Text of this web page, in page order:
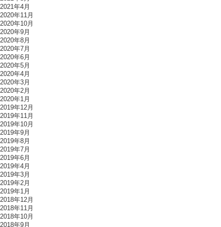
2021年4月
2020年11月
2020年10月
2020年9月
2020年8月
2020年7月
2020年6月
2020年5月
2020年4月
2020年3月
2020年2月
2020年1月
2019年12月
2019年11月
2019年10月
2019年9月
2019年8月
2019年7月
2019年6月
2019年4月
2019年3月
2019年2月
2019年1月
2018年12月
2018年11月
2018年10月
2018年9月